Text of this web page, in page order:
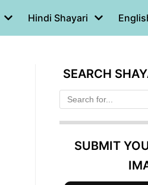
Hindi Shayari
SEARCH
SUBMIT